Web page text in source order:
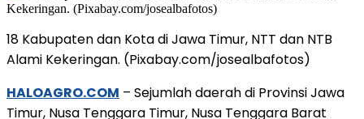
18 Kabupaten dan Kota di Jawa Timur, NTT dan NTB
Alami Kekeringan. (Pixabay.com/josealbafotos)
HALOAGRO.COM – Sejumlah daerah di Provinsi Jawa
Timur, Nusa Tenggara Timur, Nusa Tenggara Barat